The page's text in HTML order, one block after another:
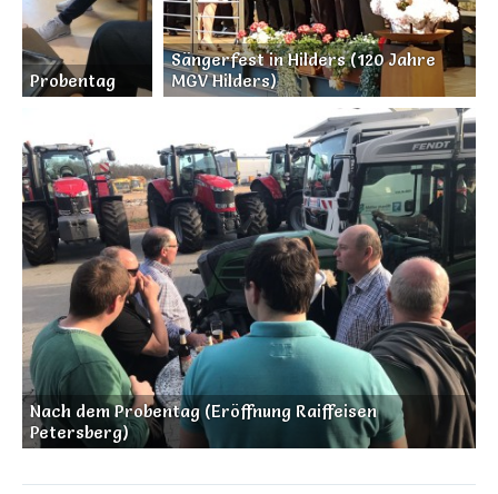
Probentag
Sängerfest in Hilders (120 Jahre
MGV Hilders)
Nach dem Probentag (Eröffnung Raiffeisen
Petersberg)